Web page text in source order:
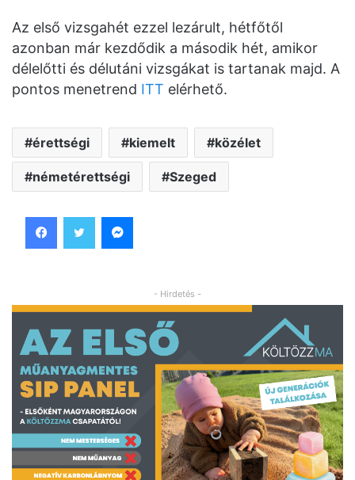
Az első vizsgahét ezzel lezárult, hétfőtől
azonban már kezdődik a második hét, amikor
délelőtti és délutáni vizsgákat is tartanak majd. A
pontos menetrend ITT elérhető.
érettségi kiemelt közélet
németérettségi Szeged
- Hirdetés -